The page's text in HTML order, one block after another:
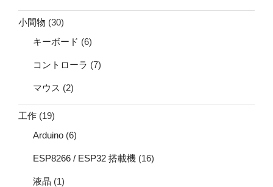
小間物 (30)
キーボード (6)
コントローラ (7)
マウス (2)
工作 (19)
Arduino (6)
ESP8266 / ESP32 搭載機 (16)
液晶 (1)